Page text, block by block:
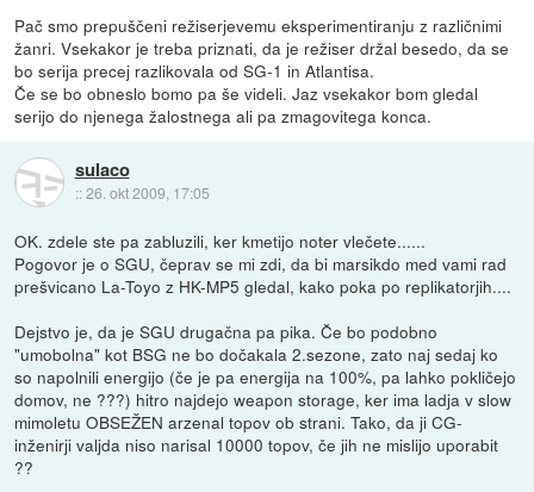
Pač smo prepuščeni režiserjevemu eksperimentiranju z različnimi
žanri. Vsekakor je treba priznati, da je režiser držal besedo, da se
bo serija precej razlikovala od SG-1 in Atlantisa.
Če se bo obneslo bomo pa še videli. Jaz vsekakor bom gledal
serijo do njenega žalostnega ali pa zmagovitega konca.
sulaco
::26. okt 2009, 17:05
OK. zdele ste pa zabluzili, ker kmetijo noter vlečete......
Pogovor je o SGU, čeprav se mi zdi, da bi marsikdo med vami rad
prešvicano La-Toyo z HK-MP5 gledal, kako poka po replikatorjih....
Dejstvo je, da je SGU drugačna pa pika. Če bo podobno
"umobolna" kot BSG ne bo dočakala 2.sezone, zato naj sedaj ko
so napolnili energijo (če je pa energija na 100%, pa lahko pokličejo
domov, ne ???) hitro najdejo weapon storage, ker ima ladja v slow
mimoletu OBSEŽEN arzenal topov ob strani. Tako, da ji CG-
inženirji valjda niso narisal 10000 topov, če jih ne mislijo uporabit
??